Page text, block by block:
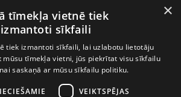
AMBER DISTRIBUTION ESTONIA
AMBER LATVIJAS BALZAMS
LIETOŠANAS NOTEIKUMI
×
tīmekļa vietnē tiek
izmantoti sīkfaili
tiek izmantoti sīkfaili, lai uzlabotu lietotāju
mūsu tīmekļa vietni, jūs piekrītat visu sīkfailu
saskaņā ar mūsu sīkfailu politiku.
VEIKTSPĒJAS